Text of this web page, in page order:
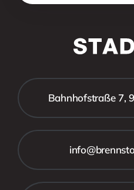
Bahnhofstraße 7,